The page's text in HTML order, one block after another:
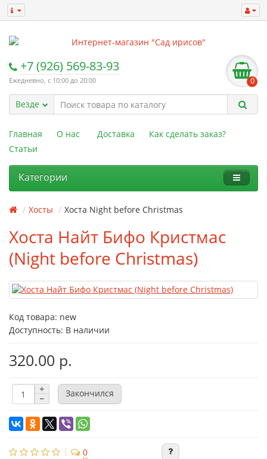
+7 (926) 569-83-93
Ежедневно, с 10:00 до 20:00 0
Везде
Главная О нас Доставка
Как сделать заказ?
Статьи
Категории
Хосты Хоста Night before Christmas
Хоста Найт Бифо Кристмас
(Night before Christmas)
Код товара: new
Доступность: В наличии
320.00 р.
Закончился
0